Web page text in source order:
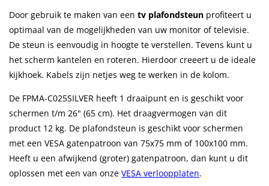
Door gebruik te maken van een tv plafondsteun profiteert u
optimaal van de mogelijkheden van uw monitor of televisie.
De steun is eenvoudig in hoogte te verstellen. Tevens kunt u
het scherm kantelen en roteren. Hierdoor creeert u de ideale
kijkhoek. Kabels zijn netjes weg te werken in de kolom.
De FPMA-C025SILVER heeft 1 draaipunt en is geschikt voor
schermen t/m 26" (65 cm). Het draagvermogen van dit
product 12 kg. De plafondsteun is geschikt voor schermen
met een VESA gatenpatroon van 75x75 mm of 100x100 mm.
Heeft u een afwijkend (groter) gatenpatroon, dan kunt u dit
oplossen met een van onze VESA verloopplaten.